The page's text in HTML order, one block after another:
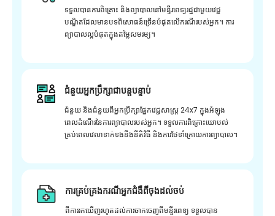
ទទួលបានការពិគ្រោះ និងព្យាបាលនៅមន្ទីរពេទ្យរដ្ឋជាមួយវេជ្ជ
បណ្ឌិតដែលមានបទពិសោធន៍ច្រើនបំផុតលើករណីរបស់អ្នក។ ការ
ព្យាបាលល្អបំផុតក្នុងតម្លៃសមរម្យ។
ជំនួយអ្នកប្រឹក្សាជាបន្តបន្ទាប់
ជំនួយ និងជំនួយពីអ្នកប្រឹក្សាផ្នែកវេជ្ជសាស្រ្ត 24x7 ក្នុងអំឡុង
ពេលដំណើរនៃការព្យាបាលរបស់អ្នក។ ទទួលការពិគ្រោះយោបល់
គ្រប់ពេលវេលាទាក់ទងនឹងនីតិវិធី និងការថែទាំក្រោយការព្យាបាល។
ការគ្រប់គ្រងករណីអ្នកជំងឺពីចុងដល់ចប់
ពីការរកឃើញរហូតដល់ការចាកចេញពីមន្ទីរពេទ្យ ទទួលបាន